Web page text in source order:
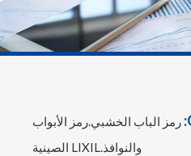
رمز الباب الخشبي.رمز الأبواب
والنوافذ.LIXIL الصينية